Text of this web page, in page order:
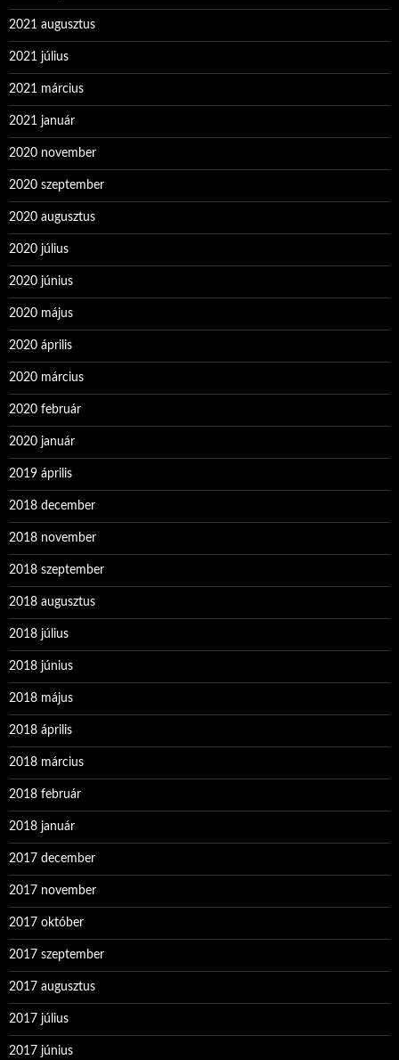
2021 augusztus
2021 július
2021 március
2021 január
2020 november
2020 szeptember
2020 augusztus
2020 július
2020 június
2020 május
2020 április
2020 március
2020 február
2020 január
2019 április
2018 december
2018 november
2018 szeptember
2018 augusztus
2018 július
2018 június
2018 május
2018 április
2018 március
2018 február
2018 január
2017 december
2017 november
2017 október
2017 szeptember
2017 augusztus
2017 július
2017 június